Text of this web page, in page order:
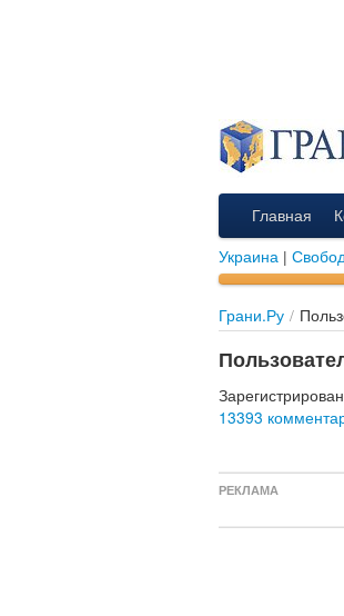
Главная
Украина |
Грани.Ру /
13393
РЕКЛАМА